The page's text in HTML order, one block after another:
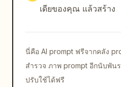
12–14 วินาที: ลดตัวลงสู่ท่าก
14–15 วินาที: จบในท่ายืนตรง
สไตล์การเคลื่อนไหวมีความนุ่
และมีความตั้งใจแบบศิลปะกา
ก้าวร้าว เน้นที่การทรงตัว การ
เดียของคุณ แล้วสร้าง
นี่คือ AI prompt ฟรีจากคลัง
สำรวจ ภาพ prompt อีกนับพัน
ปรับใช้ได้ฟรี